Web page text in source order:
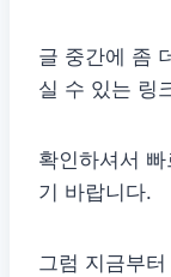
글 중간에 좀
실 수 있는 링
확인하셔서
기 바랍니다.
그럼 지금부